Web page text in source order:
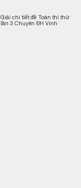
Giải chi tiết đề Toán thi thử
lần 3 Chuyên ĐH Vinh